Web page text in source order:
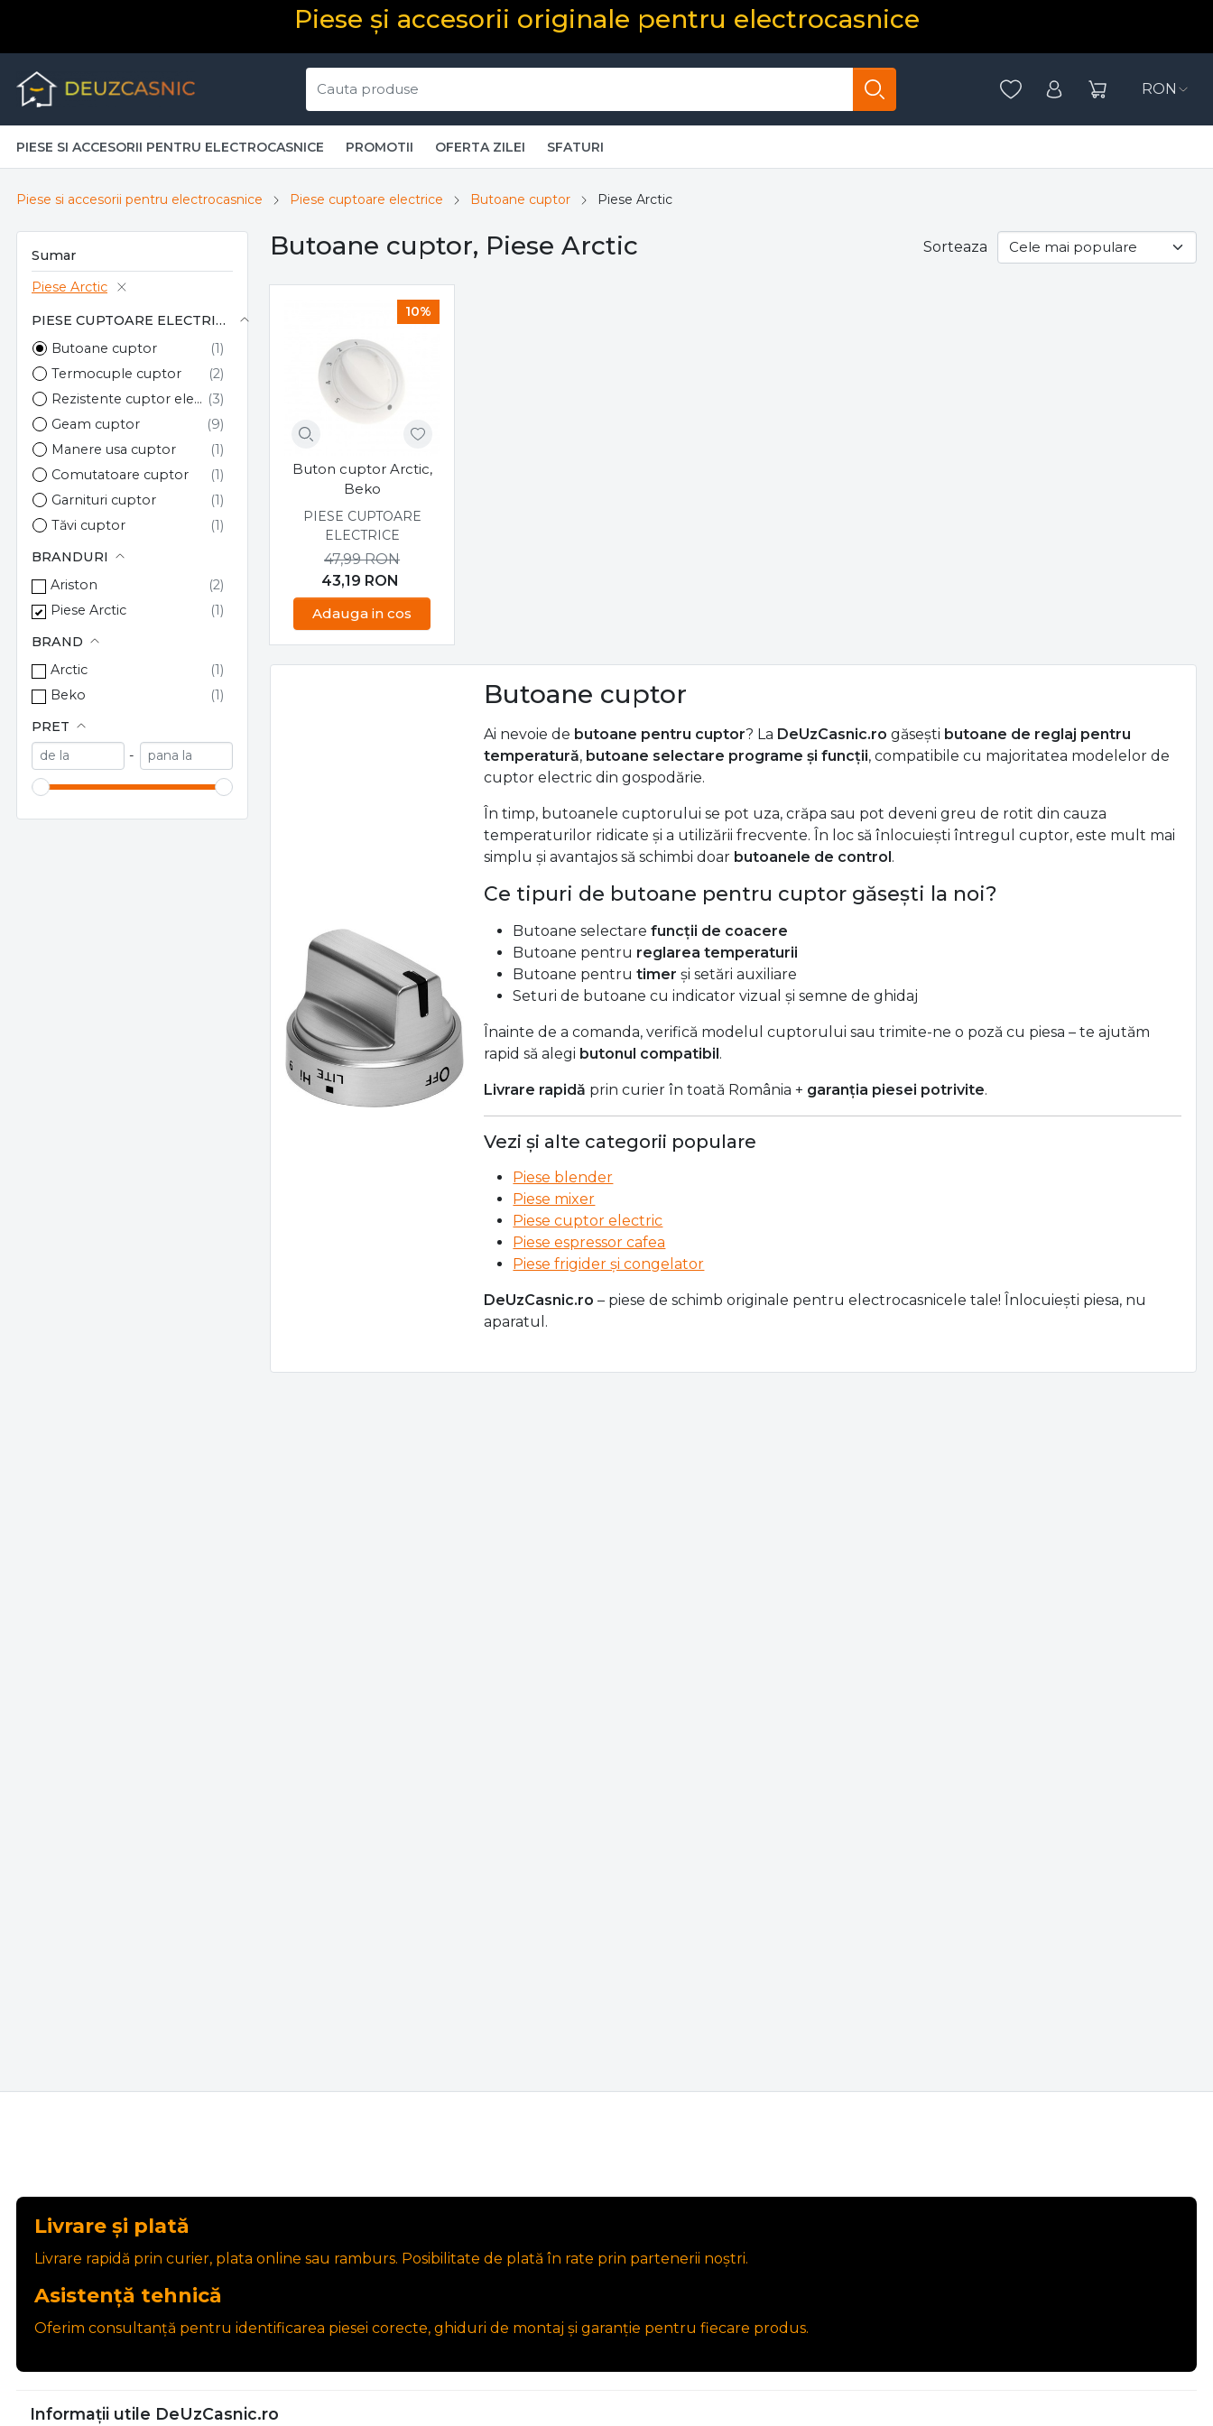
Piese și accesorii originale pentru electrocasnice
RON
PIESE SI ACCESORII PENTRU ELECTROCASNICE PROMOTII OFERTA ZILEI SFATURI
Piese si accesorii pentru electrocasnice Piese cuptoare electrice Butoane cuptor Piese Arctic
Sumar
Piese Arctic
PIESE CUPTOARE ELECTRICE
Butoane cuptor
Termocuple cuptor
Rezistente cuptor electric
Geam cuptor
Manere usa cuptor
Comutatoare cuptor
Garnituri cuptor
Tăvi cuptor
BRANDURI
Ariston
Piese Arctic
BRAND
Arctic
Beko
PRET
-
Butoane cuptor, Piese Arctic Sorteaza
10%
Buton cuptor Arctic,
Beko
PIESE CUPTOARE
ELECTRICE
43,19 RON
47,99RON
Adauga in cos
Butoane cuptor
Ai nevoie de butoane pentru cuptor? La DeUzCasnic.ro găsești butoane de reglaj pentru
temperatură, butoane selectare programe și funcții, compatibile cu majoritatea modelelor de
cuptor electric din gospodărie.
În timp, butoanele cuptorului se pot uza, crăpa sau pot deveni greu de rotit din cauza
temperaturilor ridicate și a utilizării frecvente. În loc să înlocuiești întregul cuptor, este mult mai
simplu și avantajos să schimbi doar butoanele de control.
Ce tipuri de butoane pentru cuptor găsești la noi?
Butoane selectarefuncții de coacere
Butoane pentru reglarea temperaturii
Butoane pentrutimer și setări auxiliare
Seturi de butoane cu indicator vizual și semne de ghidaj
Înainte de a comanda, verifică modelul cuptorului sau trimite-ne o poză cu piesa – te ajutăm
rapid să alegi butonul compatibil.
Livrare rapidă prin curier în toată România + garanția piesei potrivite.
Vezi și alte categorii populare
Piese blender
Piese mixer
Piese cuptor electric
Piese espressor cafea
Piese frigider și congelator
DeUzCasnic.ro – piese de schimb originale pentru electrocasnicele tale! Înlocuiești piesa, nu
aparatul.
Livrare și plată
Livrare rapidă prin curier, plata online sau ramburs. Posibilitate de plată în rate prin partenerii noștri.
Asistență tehnică
Oferim consultanță pentru identificarea piesei corecte, ghiduri de montaj și garanție pentru fiecare produs.
Informații utile DeUzCasnic.ro